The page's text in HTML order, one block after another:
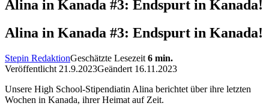
Alina in Kanada #3: Endspurt in Kanada!
Alina in Kanada #3: Endspurt in Kanada!
Stepin RedaktionGeschätzte Lesezeit 6 min.
Veröffentlicht 21.9.2023Geändert 16.11.2023
Unsere High School-Stipendiatin Alina berichtet über ihre letzten
Wochen in Kanada, ihrer Heimat auf Zeit.